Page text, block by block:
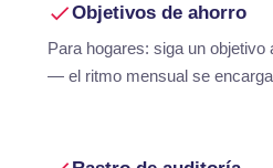
Objetivos de ahorro
Para hogares: siga un objetivo
— el ritmo mensual se